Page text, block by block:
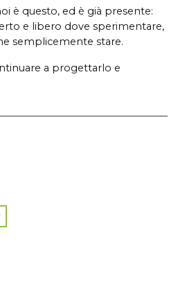
è questo, ed è già presente:
e libero dove sperimentare,
semplicemente stare.
a progettarlo e